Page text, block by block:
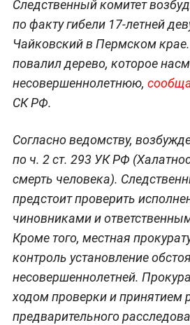
Следственный комитет
по факту гибели 17-летней
Чайковский в Пермском
повалил дерево, которое
несовершеннолетнюю,
СК РФ.
Согласно ведомству,
по ч. 2 ст. 293 УК РФ
смерть человека).
предстоит проверить
чиновниками и
Кроме того, местная
контроль установление
несовершеннолетней.
ходом проверки и принятием
предварительного